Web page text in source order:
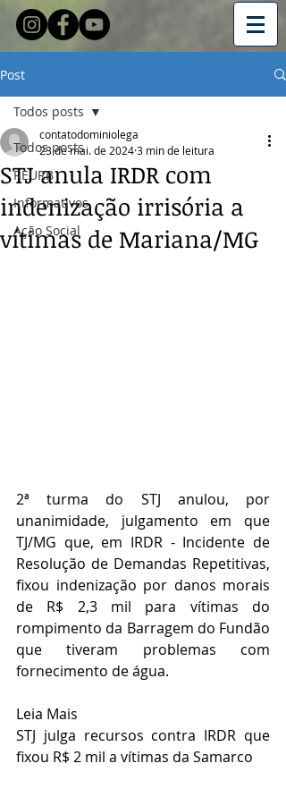
Post
Todos posts
REURB
Informativos
Ação Social
Todos posts
STJ anula IRDR com
indenização irrisória a
vítimas de Mariana/MG
contatodominiolega
23 de mai. de 20243 min de leitura
2ª turma do STJ anulou, por
unanimidade, julgamento em que
TJ/MG que, em IRDR - Incidente de
Resolução de Demandas Repetitivas,
fixou indenização por danos morais
de R$ 2,3 mil para vítimas do
rompimento da Barragem do Fundão
que tiveram problemas com
fornecimento de água.
Leia Mais
STJ julga recursos contra IRDR que
fixou R$ 2 mil a vítimas da Samarco